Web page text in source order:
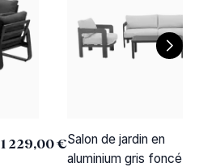
1 229,00 €Salon de jardin en
aluminium gris foncé